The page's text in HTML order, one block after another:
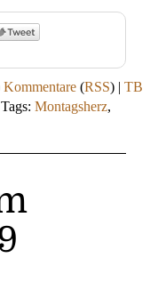
Kommentare (RSS) | TB
Tags: Montagsherz,